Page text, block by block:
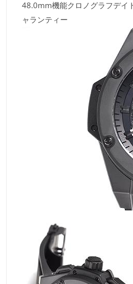
48.0mm機能クロノグラフデイ
ャランティー